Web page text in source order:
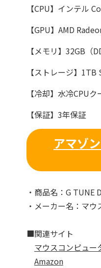
【CPU】インテル
【GPU】AMD
【メモリ】32GB（
【ストレージ】1TB
【冷却】水冷CPU
【保証】3年保証
アマゾ
・商品名：G TUNE
・メーカー名：マ
■関連サイト
マウスコンピュー
Amazon